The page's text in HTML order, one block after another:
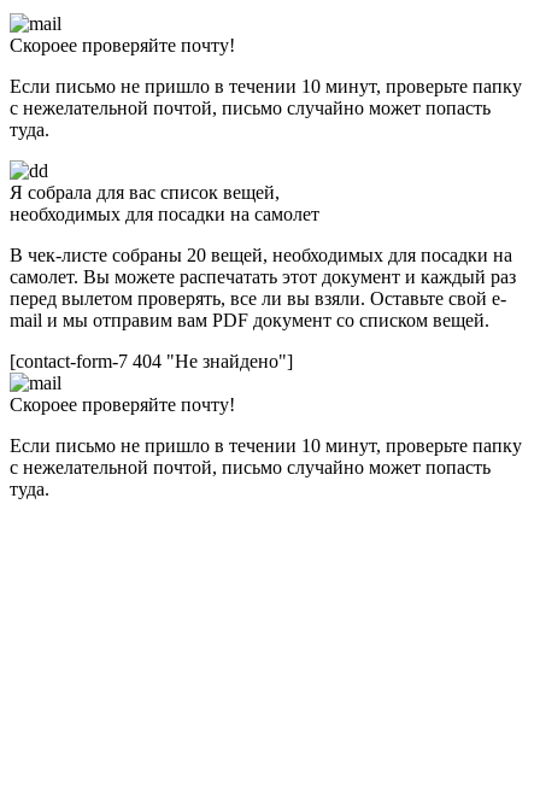
Скороее проверяйте почту!
Если письмо не пришло в течении 10 минут, проверьте папку
с нежелательной почтой, письмо случайно может попасть
туда.
Я собрала для вас список вещей,
необходимых для посадки на самолет
В чек-листе собраны 20 вещей, необходимых для посадки на
самолет. Вы можете распечатать этот документ и каждый раз
перед вылетом проверять, все ли вы взяли. Оставьте свой e-
mail и мы отправим вам PDF документ со списком вещей.
[contact-form-7 404 "Не знайдено"]
Скороее проверяйте почту!
Если письмо не пришло в течении 10 минут, проверьте папку
с нежелательной почтой, письмо случайно может попасть
туда.